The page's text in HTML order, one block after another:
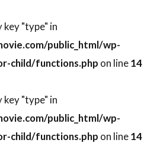
デヴィッド・ジェンセン
ピアース
key "type" in
public_html/wp-
child/functions.php on line14
key "type" in
public_html/wp-
child/functions.php on line14